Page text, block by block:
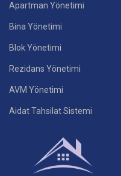
Apartman Yönetimi
Bina Yönetimi
Blok Yönetimi
Rezidans Yönetimi
AVM Yönetimi
Aidat Tahsilat Sistemi